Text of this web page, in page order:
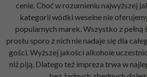
cenie. Choć w rozumieniu najwyższej
kategorii wódki weselne nie
popularnych marek. Wszystko z pełną
prostu sporo z nich nie nadaje się dla
gości. Wyższej jakości alkohole
niż piją. Dlatego też impreza trwa w